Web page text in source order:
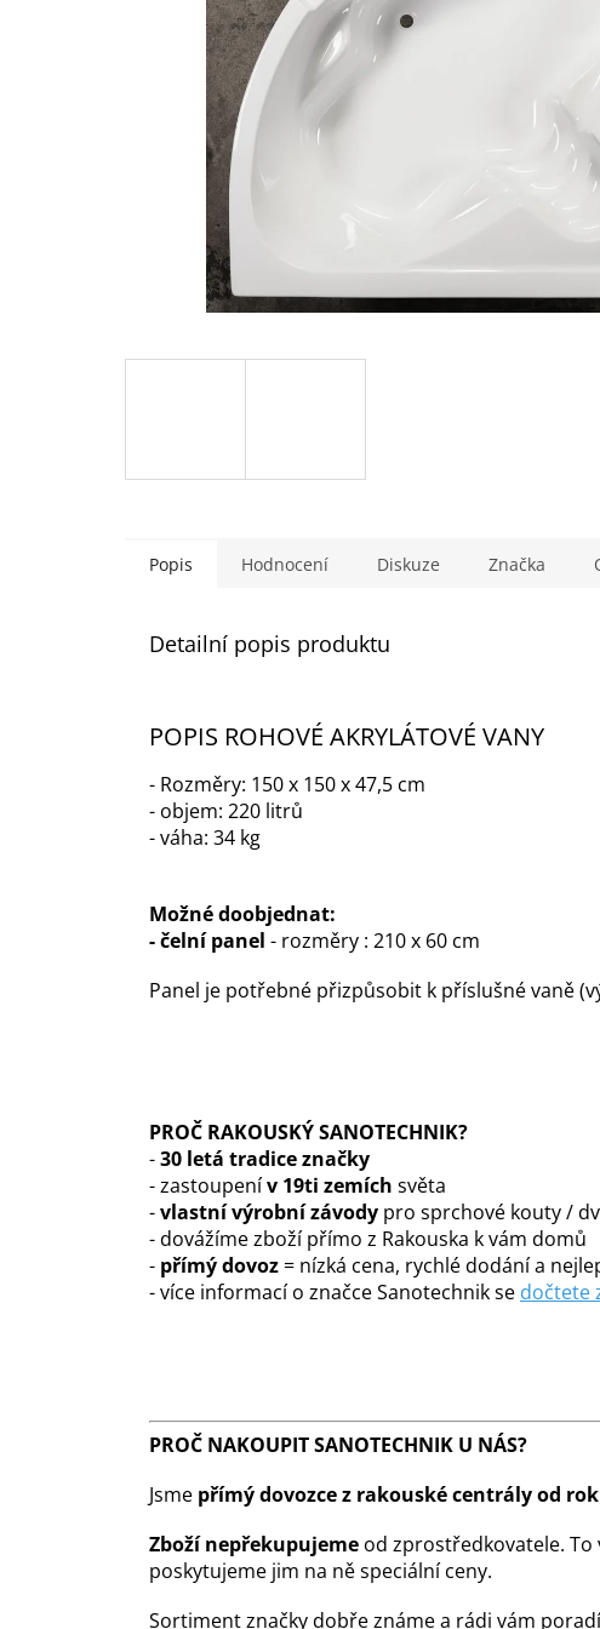
Popis Hodnocení Diskuze Značka
Detailní popis produktu
POPIS ROHOVÉ AKRYLÁTOVÉ VANY
- Rozměry: 150 x 150 x 47,5 cm
- objem: 220 litrů
- váha: 34 kg
Možné doobjednat:
- čelní panel - rozměry : 210 x 60 cm
Panel je potřebné přizpůsobit k příslušné vaně
PROČ RAKOUSKÝ SANOTECHNIK?
-30 letá tradice značky
- zastoupenív 19ti zemích světa
-vlastní výrobní závody pro sprchové kouty /
- dovážíme zboží přímo z Rakouska k vám domů
- přímý dovoz= nízká cena, rychlé dodání a
- více informací o značce Sanotechnik se dočtete
PROČ NAKOUPIT SANOTECHNIK U NÁS?
Jsme přímý dovozce z rakouské centrály od
Zboží nepřekupujeme od zprostředkovatele.
poskytujeme jim na ně speciální ceny.
Sortiment značky dobře známe a rádi vám